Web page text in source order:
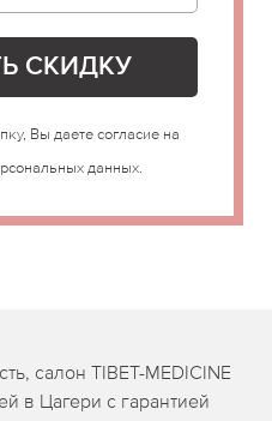
Вы даете согласие на
данных.
салон TIBET-MEDICINE
в Цагери с гарантией